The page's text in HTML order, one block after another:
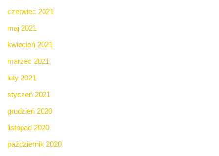
czerwiec 2021
maj 2021
kwiecień 2021
marzec 2021
luty 2021
styczeń 2021
grudzień 2020
listopad 2020
październik 2020